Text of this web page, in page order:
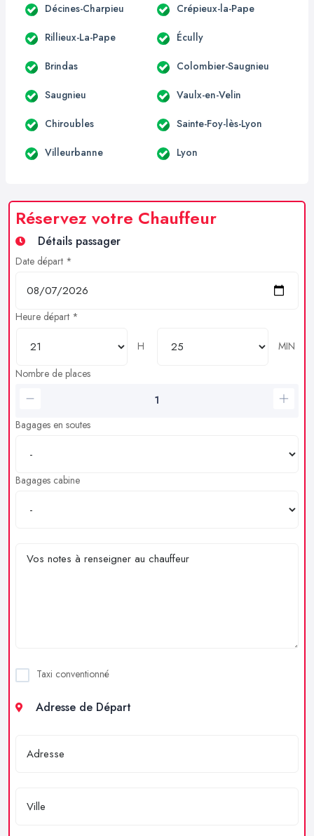
Décines-Charpieu Crépieux-la-Pape
Rillieux-La-Pape Écully
Brindas Colombier-Saugnieu
Saugnieu Vaulx-en-Velin
Chiroubles Sainte-Foy-lès-Lyon
Villeurbanne Lyon
Réservez votre Chauffeur
Détails passager
Date départ *
Heure départ *
H
MIN
Nombre de places
Bagages en soutes
Bagages cabine
Taxi conventionné
Adresse de Départ